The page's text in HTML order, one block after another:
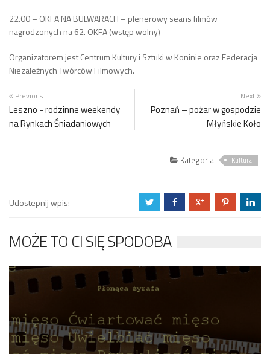
22.00 – OKFA NA BULWARACH – plenerowy seans filmów
nagrodzonych na 62. OKFA (wstęp wolny)
Organizatorem jest Centrum Kultury i Sztuki w Koninie oraz Federacja
Niezależnych Twórców Filmowych.
Previous
Leszno - rodzinne weekendy
na Rynkach Śniadaniowych
Next
Poznań – pożar w gospodzie
Młyńskie Koło
Kategoria Kultura
Udostepnij wpis: a b c d j
MOŻE TO CI SIĘ SPODOBA